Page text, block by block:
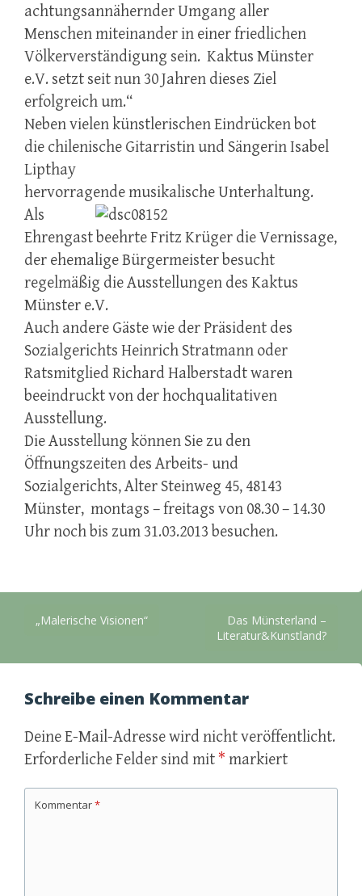
achtungsannähernder Umgang aller
Menschen miteinander in einer friedlichen
Völkerverständigung sein. Kaktus Münster
e.V. setzt seit nun 30 Jahren dieses Ziel
erfolgreich um.“
Neben vielen künstlerischen Eindrücken bot
die chilenische Gitarristin und Sängerin Isabel
Lipthay
hervorragende musikalischeUnterhaltung.
Als
Ehrengast beehrte Fritz Krüger die Vernissage,
der ehemalige Bürgermeister besucht
regelmäßig die Ausstellungen des Kaktus
Münster e.V.
Auch andere Gäste wie der Präsident des
Sozialgerichts Heinrich Stratmann oder
Ratsmitglied Richard Halberstadt waren
beeindruckt von der hochqualitativen
Ausstellung.
Die Ausstellung können Sie zu den
Öffnungszeiten des Arbeits- und
Sozialgerichts, Alter Steinweg 45, 48143
Münster, montags – freitags von 08.30 – 14.30
Uhr noch bis zum 31.03.2013 besuchen.
Beitragsnavigation
„Malerische Visionen“
Das Münsterland –
Literatur&Kunstland?
Schreibe einen Kommentar
Deine E-Mail-Adresse wird nicht veröffentlicht.
Erforderliche Felder sind mit * markiert
Kommentar*